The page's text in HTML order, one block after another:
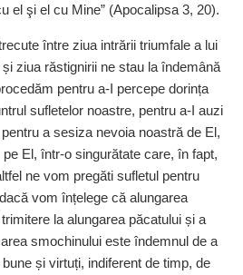
el şi el cu Mine” (Apocalipsa 3, 20).
între ziua intrării triumfale a lui
ziua răstignirii ne stau la îndemână
pentru a‑I percepe dorința
sufletelor noastre, pentru a‑I auzi
a sesiza nevoia noastră de El,
El, într‑o singurătate care, în fapt,
ne vom pregăti sufletul pentru
vom înțelege că alungarea
la alungarea păcatului și a
smochinului este îndemnul de a
și virtuți, indiferent de timp, de